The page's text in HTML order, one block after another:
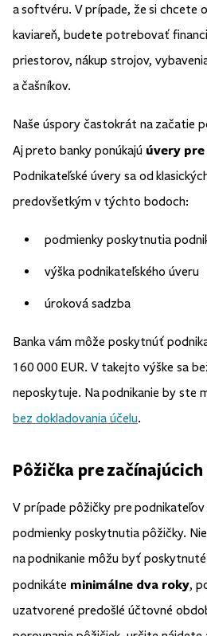
a softvéru. V prípade, že si chcete
kaviareň, budete potrebovať
priestorov, nákup strojov,
a čašníkov.
Naše úspory častokrát na začatie
Aj preto banky ponúkajú úvery
Podnikateľské úvery sa od
predovšetkým v týchto bodoch:
podmienky poskytnutia
výška podnikateľského úveru
úroková sadzba
Banka vám môže poskytnúť
160 000 EUR. V takejto výške sa
neposkytuje. Na podnikanie by ste
bez dokladovania účelu.
Pôžička pre
V prípade pôžičky pre
podmienky poskytnutia pôžičky.
na podnikanie môžu byť
podnikáte minimálne dva roky,
uzatvorené predošlé účtovné